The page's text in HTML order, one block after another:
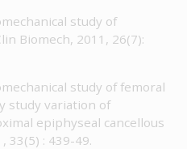
study of
Biomech, 2011, 26(7):
study of femoral
study variation of
epiphyseal cancellous
33(5) : 439-49.